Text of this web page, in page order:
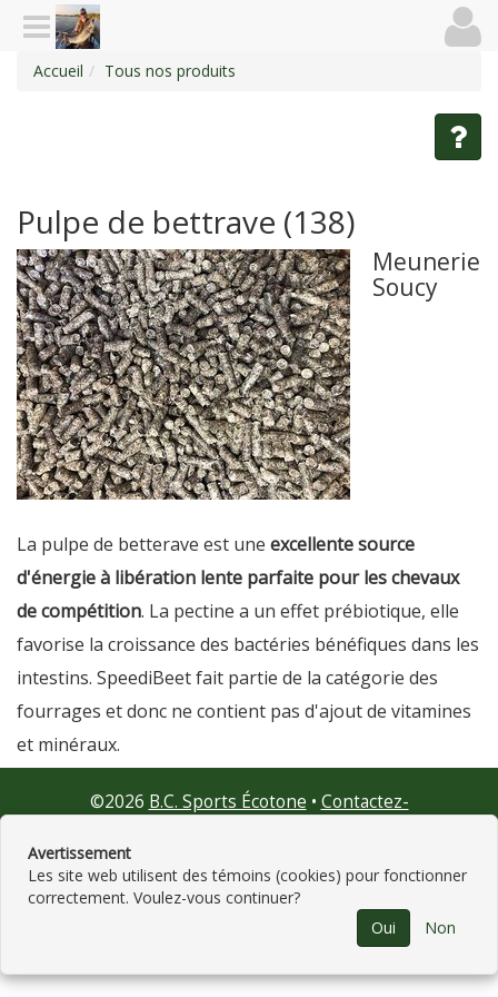
Accueil Tous nos produits
Pulpe de bettrave (138)
Meunerie
Soucy
La pulpe de betterave est une excellente source
d'énergie à libération lente parfaite pour les chevaux
de compétition. La pectine a un effet prébiotique, elle
favorise la croissance des bactéries bénéfiques dans les
intestins. SpeediBeet fait partie de la catégorie des
fourrages et donc ne contient pas d'ajout de vitamines
et minéraux.
©2026 B.C. Sports Écotone • Contactez-
confidentialité
Avertissement
Les site web utilisent des témoins (cookies) pour fonctionner
correctement. Voulez-vous continuer?
Oui
Non